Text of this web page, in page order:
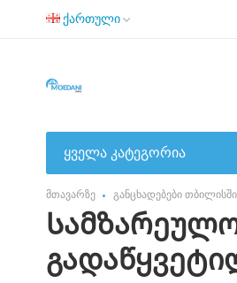
ქართული
ყველა კატეგორია
მთავარზე განცხადებები თბილისში